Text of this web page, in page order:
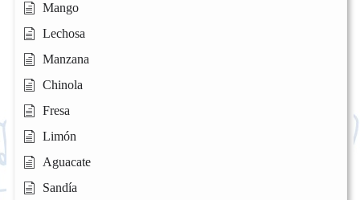
Mango
Lechosa
Manzana
Chinola
Fresa
Limón
Aguacate
Sandía